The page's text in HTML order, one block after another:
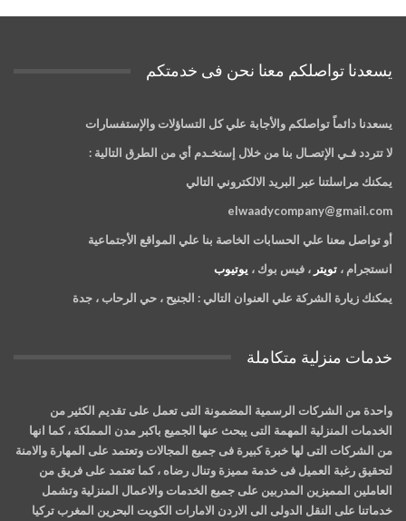
يسعدنا تواصلكم معنا نحن فى خدمتكم
يسعدنا دائماً تواصلكم والأجابة علي كل التساؤلات والإستفسارات
لا تتردد فـي الإتصـال بنا من خلال إستخـدم أي من الطرق التالية :
يمكنك مراسلتنا عبر البريد الالكتروني التالي
elwaadycompany@gmail.com
أو تواصل معنا علي الحسابات الخاصة بنا علي المواقع الأجتماعية
انستجرام ، تويتر ، فيس بوك ، يوتيوب
يمكنك زيارة الشركة علي العنوان التالي : الجنيح ، حي الرحاب ، جدة
خدمات منزلية متكاملة
واحدة من الشركات الرسمية المضمونة التى تعمل على تقديم الكثير من
الخدمات المنزلية المهمة التى يبحث عنها الجميع باكبر مدن المملكة ، كما انها
من الشركات التى لها خبرة كبيرة فى جميع المجالات وتعتمد على المهارة والامنة
لتحقيق رغبة العميل فى خدمة مميزة وتنال رضاه ، كما تعتمد على فريق من
العاملين المميزين المدربين على جميع الخدمات والاعمال المنزلية وتشمل
خدماتنا على النقل الدولى الى الاردن الامارات الكويت البحرين المغرب تركيا